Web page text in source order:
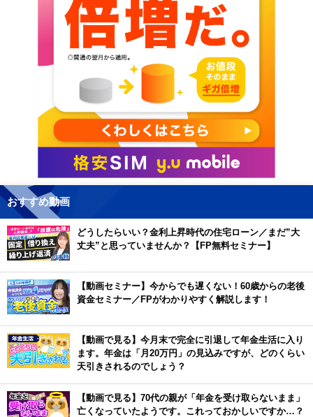
おすすめ動画
どうしたらいい？金利上昇時代の住宅ローン／まだ”大
丈夫”と思っていませんか？【FP無料セミナー】
【動画セミナー】今からでも遅くない！60歳からの老後
資金セミナー／FPがわかりやすく解説します！
【動画で見る】今月末で完全に引退して年金生活に入り
ます。年金は「月20万円」の見込みですが、どのくらい
天引きされるのでしょう？
【動画で見る】70代の親が「年金を受け取らないまま」
亡くなっていたようです。これっておかしいですか…？